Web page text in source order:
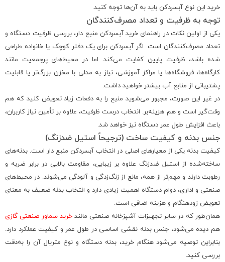
خرید این نوع آبسردکن باید به آن‌ها توجه کنید.
توجه به ظرفیت و تعداد مصرف‌کنندگان
یکی از اولین نکات در راهنمای خرید آبسردکن منبع دار، بررسی ظرفیت دستگاه و
تعداد مصرف‌کنندگان است. اگر آبسردکن برای یک دفتر کوچک یا خانواده طراحی
شده باشد، ظرفیت پایین کفایت می‌کند. اما در محیط‌های پرجمعیت مانند
کارگاه‌ها، فروشگاه‌ها یا مراکز آموزشی، نیاز به مدلی با مخزن بزرگ‌تر یا قابلیت
پشتیبانی از منابع آب بیشتر خواهید داشت.
در غیر این صورت، مجبور می‌شوید منبع را به دفعات زیاد تعویض کنید که هم
وقت‌گیر است و هم هزینه‌بر. انتخاب درست ظرفیت، علاوه بر تأمین نیاز کاربران،
باعث افزایش طول عمر دستگاه نیز خواهد شد.
جنس بدنه و کیفیت ساخت (ترجیحاً استیل ضدزنگ)
کیفیت بدنه یکی از معیارهای اصلی در انتخاب آبسردکن منبع دار است. بدنه‌های
ساخته‌شده از استیل ضدزنگ علاوه بر زیبایی، مقاومت بالایی در برابر ضربه و
رطوبت دارند و مهم‌تر از همه، مانع از زنگ‌زدگی و آلودگی می‌شوند. در محیط‌های
صنعتی و اداری، دوام دستگاه اهمیت زیادی دارد و انتخاب بدنه ضعیف به معنای
تعویض زودهنگام و هزینه اضافی است.
همان‌طور که در سایر تجهیزات آشپزخانه صنعتی مانندخرید سماور صنعتی گازی
هم دیده می‌شود، جنس بدنه نقشی اساسی در طول عمر و کیفیت عملکرد دارد.
بنابراین توصیه می‌شود هنگام خرید، بدنه دستگاه و نوع متریال آن را به‌دقت
بررسی کنید.